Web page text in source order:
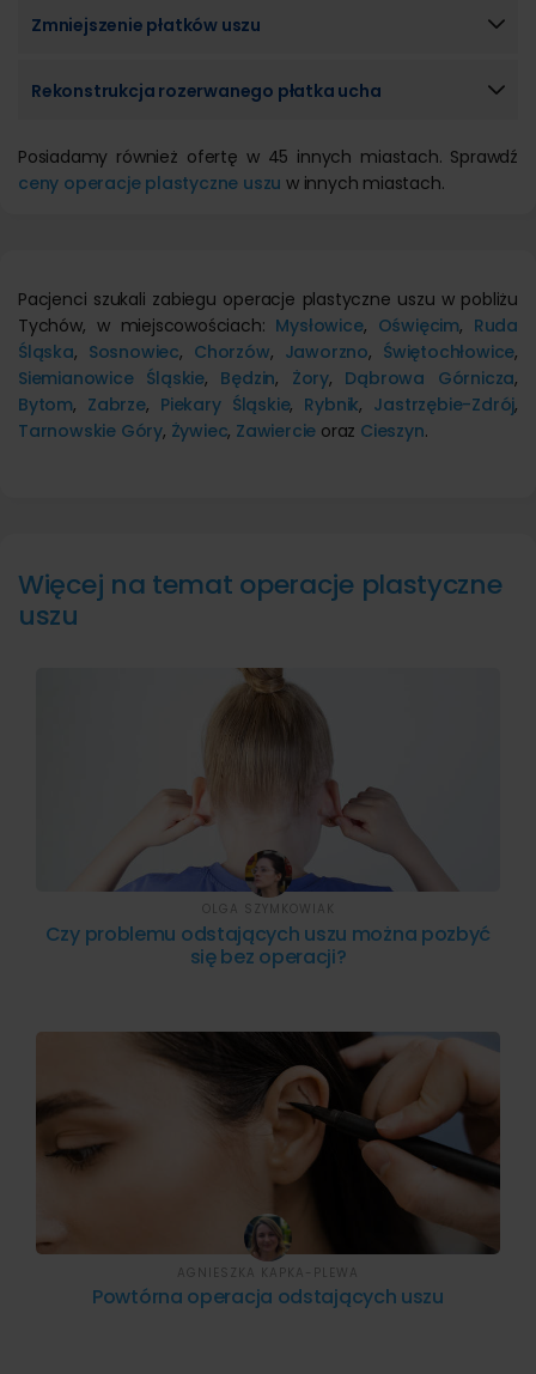
Zmniejszenie płatków uszu
Rekonstrukcja rozerwanego płatka ucha
Posiadamy również ofertę w 45 innych miastach. Sprawdź
ceny operacje plastyczne uszu w innych miastach.
Pacjenci szukali zabiegu operacje plastyczne uszu w pobliżu
Tychów, w miejscowościach: Mysłowice, Oświęcim, Ruda
Śląska, Sosnowiec, Chorzów, Jaworzno, Świętochłowice,
Siemianowice Śląskie, Będzin, Żory, Dąbrowa Górnicza,
Bytom, Zabrze, Piekary Śląskie, Rybnik, Jastrzębie-Zdrój,
Tarnowskie Góry, Żywiec, Zawiercie oraz Cieszyn.
Więcej na temat operacje plastyczne
uszu
Czy problemu odstających uszu można pozbyć
się bez operacji?
OLGA SZYMKOWIAK
Powtórna operacja odstających uszu
AGNIESZKA KAPKA-PLEWA